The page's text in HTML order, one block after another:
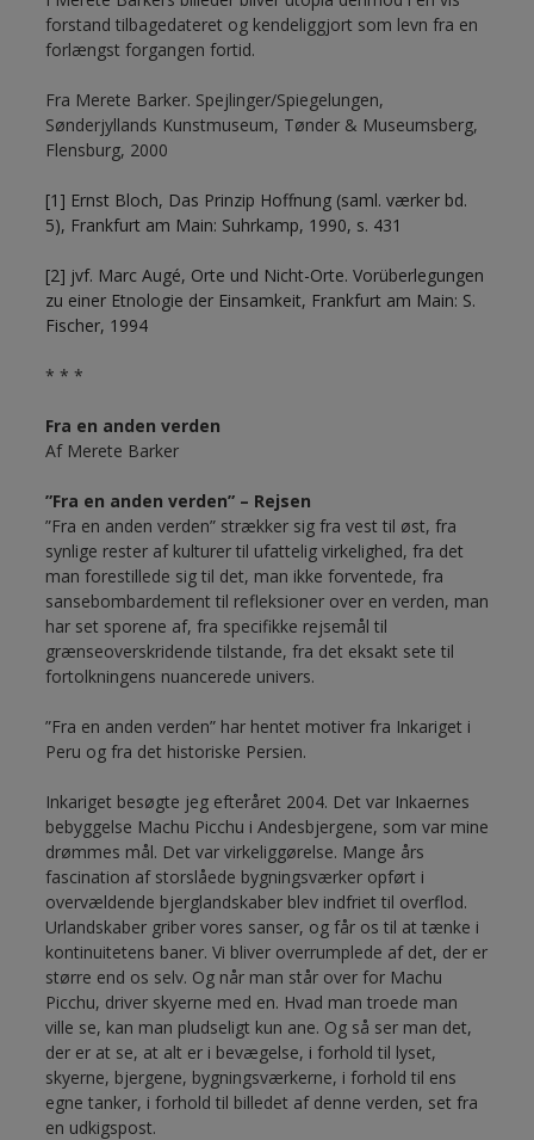
forstand tilbagedateret og kendeliggjort som levn fra en
forlængst forgangen fortid.
Fra Merete Barker. Spejlinger/Spiegelungen,
Sønderjyllands Kunstmuseum, Tønder & Museumsberg,
Flensburg, 2000
[1] Ernst Bloch, Das Prinzip Hoffnung (saml. værker bd.
5), Frankfurt am Main: Suhrkamp, 1990, s. 431
[2] jvf. Marc Augé, Orte und Nicht-Orte. Vorüberlegungen
zu einer Etnologie der Einsamkeit, Frankfurt am Main: S.
Fischer, 1994
* * *
Fra en anden verden
Af Merete Barker
”Fra en anden verden” – Rejsen
”Fra en anden verden” strækker sig fra vest til øst, fra
synlige rester af kulturer til ufattelig virkelighed, fra det
man forestillede sig til det, man ikke forventede, fra
sansebombardement til refleksioner over en verden, man
har set sporene af, fra specifikke rejsemål til
grænseoverskridende tilstande, fra det eksakt sete til
fortolkningens nuancerede univers.
”Fra en anden verden” har hentet motiver fra Inkariget i
Peru og fra det historiske Persien.
Inkariget besøgte jeg efteråret 2004. Det var Inkaernes
bebyggelse Machu Picchu i Andesbjergene, som var mine
drømmes mål. Det var virkeliggørelse. Mange års
fascination af storslåede bygningsværker opført i
overvældende bjerglandskaber blev indfriet til overflod.
Urlandskaber griber vores sanser, og får os til at tænke i
kontinuitetens baner. Vi bliver overrumplede af det, der er
større end os selv. Og når man står over for Machu
Picchu, driver skyerne med en. Hvad man troede man
ville se, kan man pludseligt kun ane. Og så ser man det,
der er at se, at alt er i bevægelse, i forhold til lyset,
skyerne, bjergene, bygningsværkerne, i forhold til ens
egne tanker, i forhold til billedet af denne verden, set fra
en udkigspost.